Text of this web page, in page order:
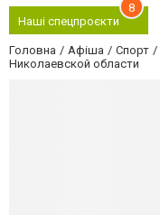
Наші спецпроєкти
8
Головна Афіша Спорт
Николаевской области